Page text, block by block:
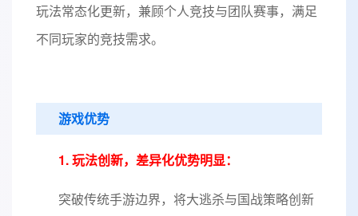
玩法常态化更新，兼顾个人竞技与团队赛事，满足
不同玩家的竞技需求。
游戏优势
1. 玩法创新，差异化优势明显：
突破传统手游边界，将大逃杀与国战策略创新